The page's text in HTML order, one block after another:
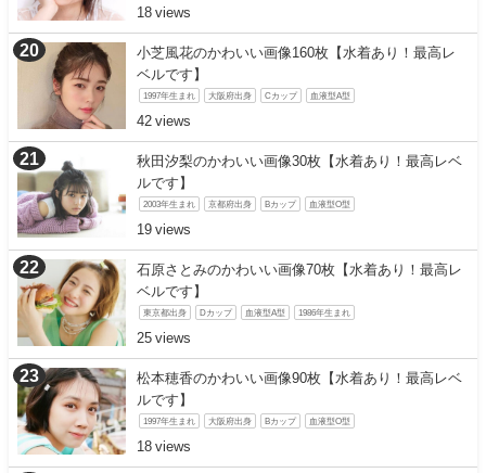
18
小芝風花のかわいい画像160枚【水着あり！最高レ
ベルです】
1997年生まれ 大阪府出身 Cカップ 血液型A型
42
秋田汐梨のかわいい画像30枚【水着あり！最高レベ
ルです】
2003年生まれ 京都府出身 Bカップ 血液型O型
19
石原さとみのかわいい画像70枚【水着あり！最高レ
ベルです】
東京都出身 Dカップ 血液型A型 1986年生まれ
25
松本穂香のかわいい画像90枚【水着あり！最高レベ
ルです】
1997年生まれ 大阪府出身 Bカップ 血液型O型
18